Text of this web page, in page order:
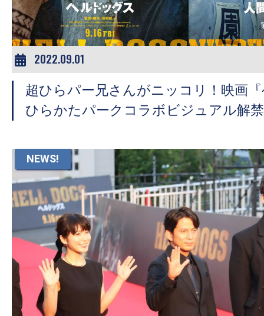
2022.09.01
超ひらパー兄さんがニッコリ！映画
ひらかたパークコラボビジュアル解
NEWS!